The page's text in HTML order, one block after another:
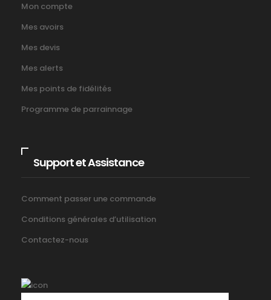
Mon compte
Mes avoirs
Mes devis
Mes alerts
Mes points de fidélités
Programme de parrainnage
Support et Assistance
Comment passer une commande
Conditions générales d’utilisation
Contactez-nous